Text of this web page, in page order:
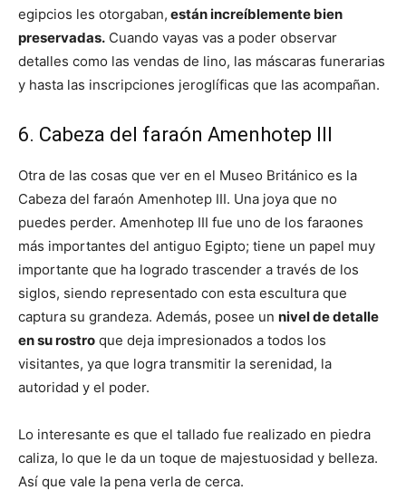
egipcios les otorgaban, están increíblemente bien
preservadas. Cuando vayas vas a poder observar
detalles como las vendas de lino, las máscaras funerarias
y hasta las inscripciones jeroglíficas que las acompañan.
6. Cabeza del faraón Amenhotep III
Otra de las cosas que ver en el Museo Británico es la
Cabeza del faraón Amenhotep III. Una joya que no
puedes perder. Amenhotep III fue uno de los faraones
más importantes del antiguo Egipto; tiene un papel muy
importante que ha logrado trascender a través de los
siglos, siendo representado con esta escultura que
captura su grandeza. Además, posee un nivel de detalle
en su rostro que deja impresionados a todos los
visitantes, ya que logra transmitir la serenidad, la
autoridad y el poder.
Lo interesante es que el tallado fue realizado en piedra
caliza, lo que le da un toque de majestuosidad y belleza.
Así que vale la pena verla de cerca.